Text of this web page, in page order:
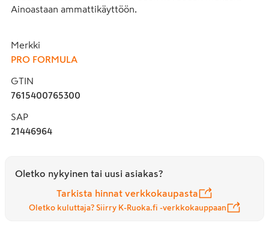
Ainoastaan ammattikäyttöön.
Merkki
PRO FORMULA
GTIN
7615400765300
SAP
21446964
Oletko nykyinen tai uusi asiakas?
Tarkista hinnat verkkokaupasta
Oletko kuluttaja? Siirry K-Ruoka.fi -verkkokauppaan